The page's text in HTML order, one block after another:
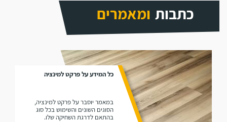
כתבות ומאמרים
כל המידע על פרקט למינציה
במאמר יוסבר על פרקט למינציה,
הסוגים השונים והשימוש בכל סוג
בהתאם לדרגת השחיקה שלו.